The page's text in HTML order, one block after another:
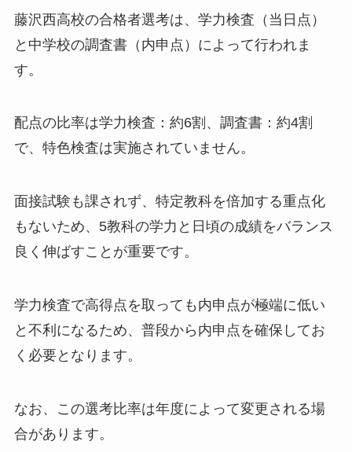
藤沢西高校の合格者選考は、学力検査（当日点）
と中学校の調査書（内申点）によって行われま
す。
配点の比率は学力検査：約6割、調査書：約4割
で、特色検査は実施されていません。
面接試験も課されず、特定教科を倍加する重点化
もないため、5教科の学力と日頃の成績をバランス
良く伸ばすことが重要です。
学力検査で高得点を取っても内申点が極端に低い
と不利になるため、普段から内申点を確保してお
く必要となります。
なお、この選考比率は年度によって変更される場
合があります。